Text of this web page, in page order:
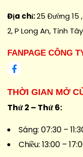
Địa chỉ:25 Đường 15
2, P Long An, Tỉnh
FANPAGE CÔNG
THỜI GIAN MỞ
Thứ 2 – Thứ 6:
Sáng: 07:30 –
Chiều: 13:00 –